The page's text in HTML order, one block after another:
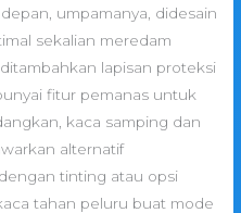
umpamanya, didesain
sekalian meredam
lapisan proteksi
fitur pemanas untuk
kaca samping dan
alternatif
tinting atau opsi
tahan peluru buat mode